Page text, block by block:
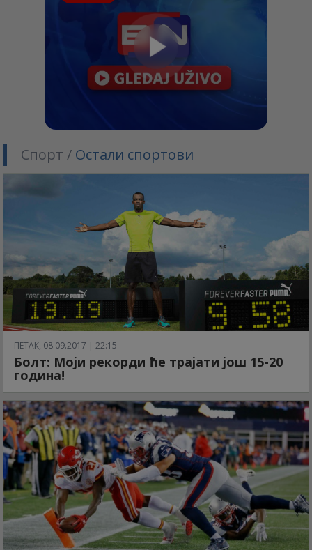
Спорт / Остали спортови
ПЕТАК, 08.09.2017 | 22:15
Болт: Моји рекорди ће трајати још 15-20
година!